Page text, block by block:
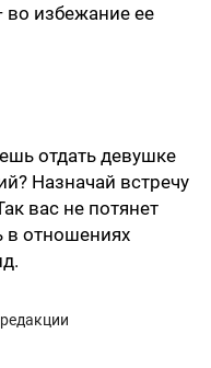
избежание ее
отдать девушке
Назначай встречу
вас не потянет
в отношениях